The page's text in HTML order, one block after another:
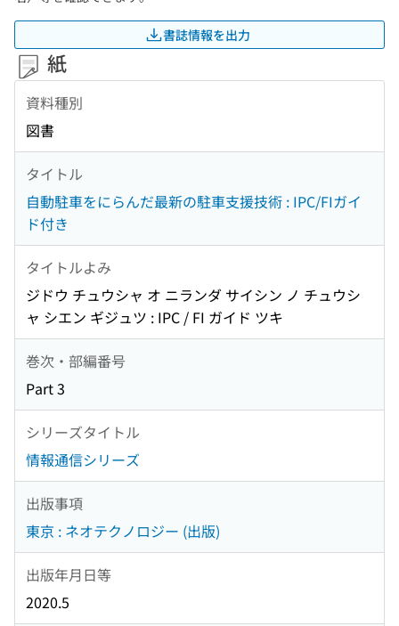
書誌情報を出力
紙
資料種別
図書
タイトル
自動駐車をにらんだ最新の駐車支援技術 : IPC/FIガイ
ド付き
タイトルよみ
ジドウ チュウシャ オ ニランダ サイシン ノ チュウシ
ャ シエン ギジュツ : IPC / FI ガイド ツキ
巻次・部編番号
Part 3
シリーズタイトル
情報通信シリーズ
出版事項
東京 : ネオテクノロジー (出版)
出版年月日等
2020.5